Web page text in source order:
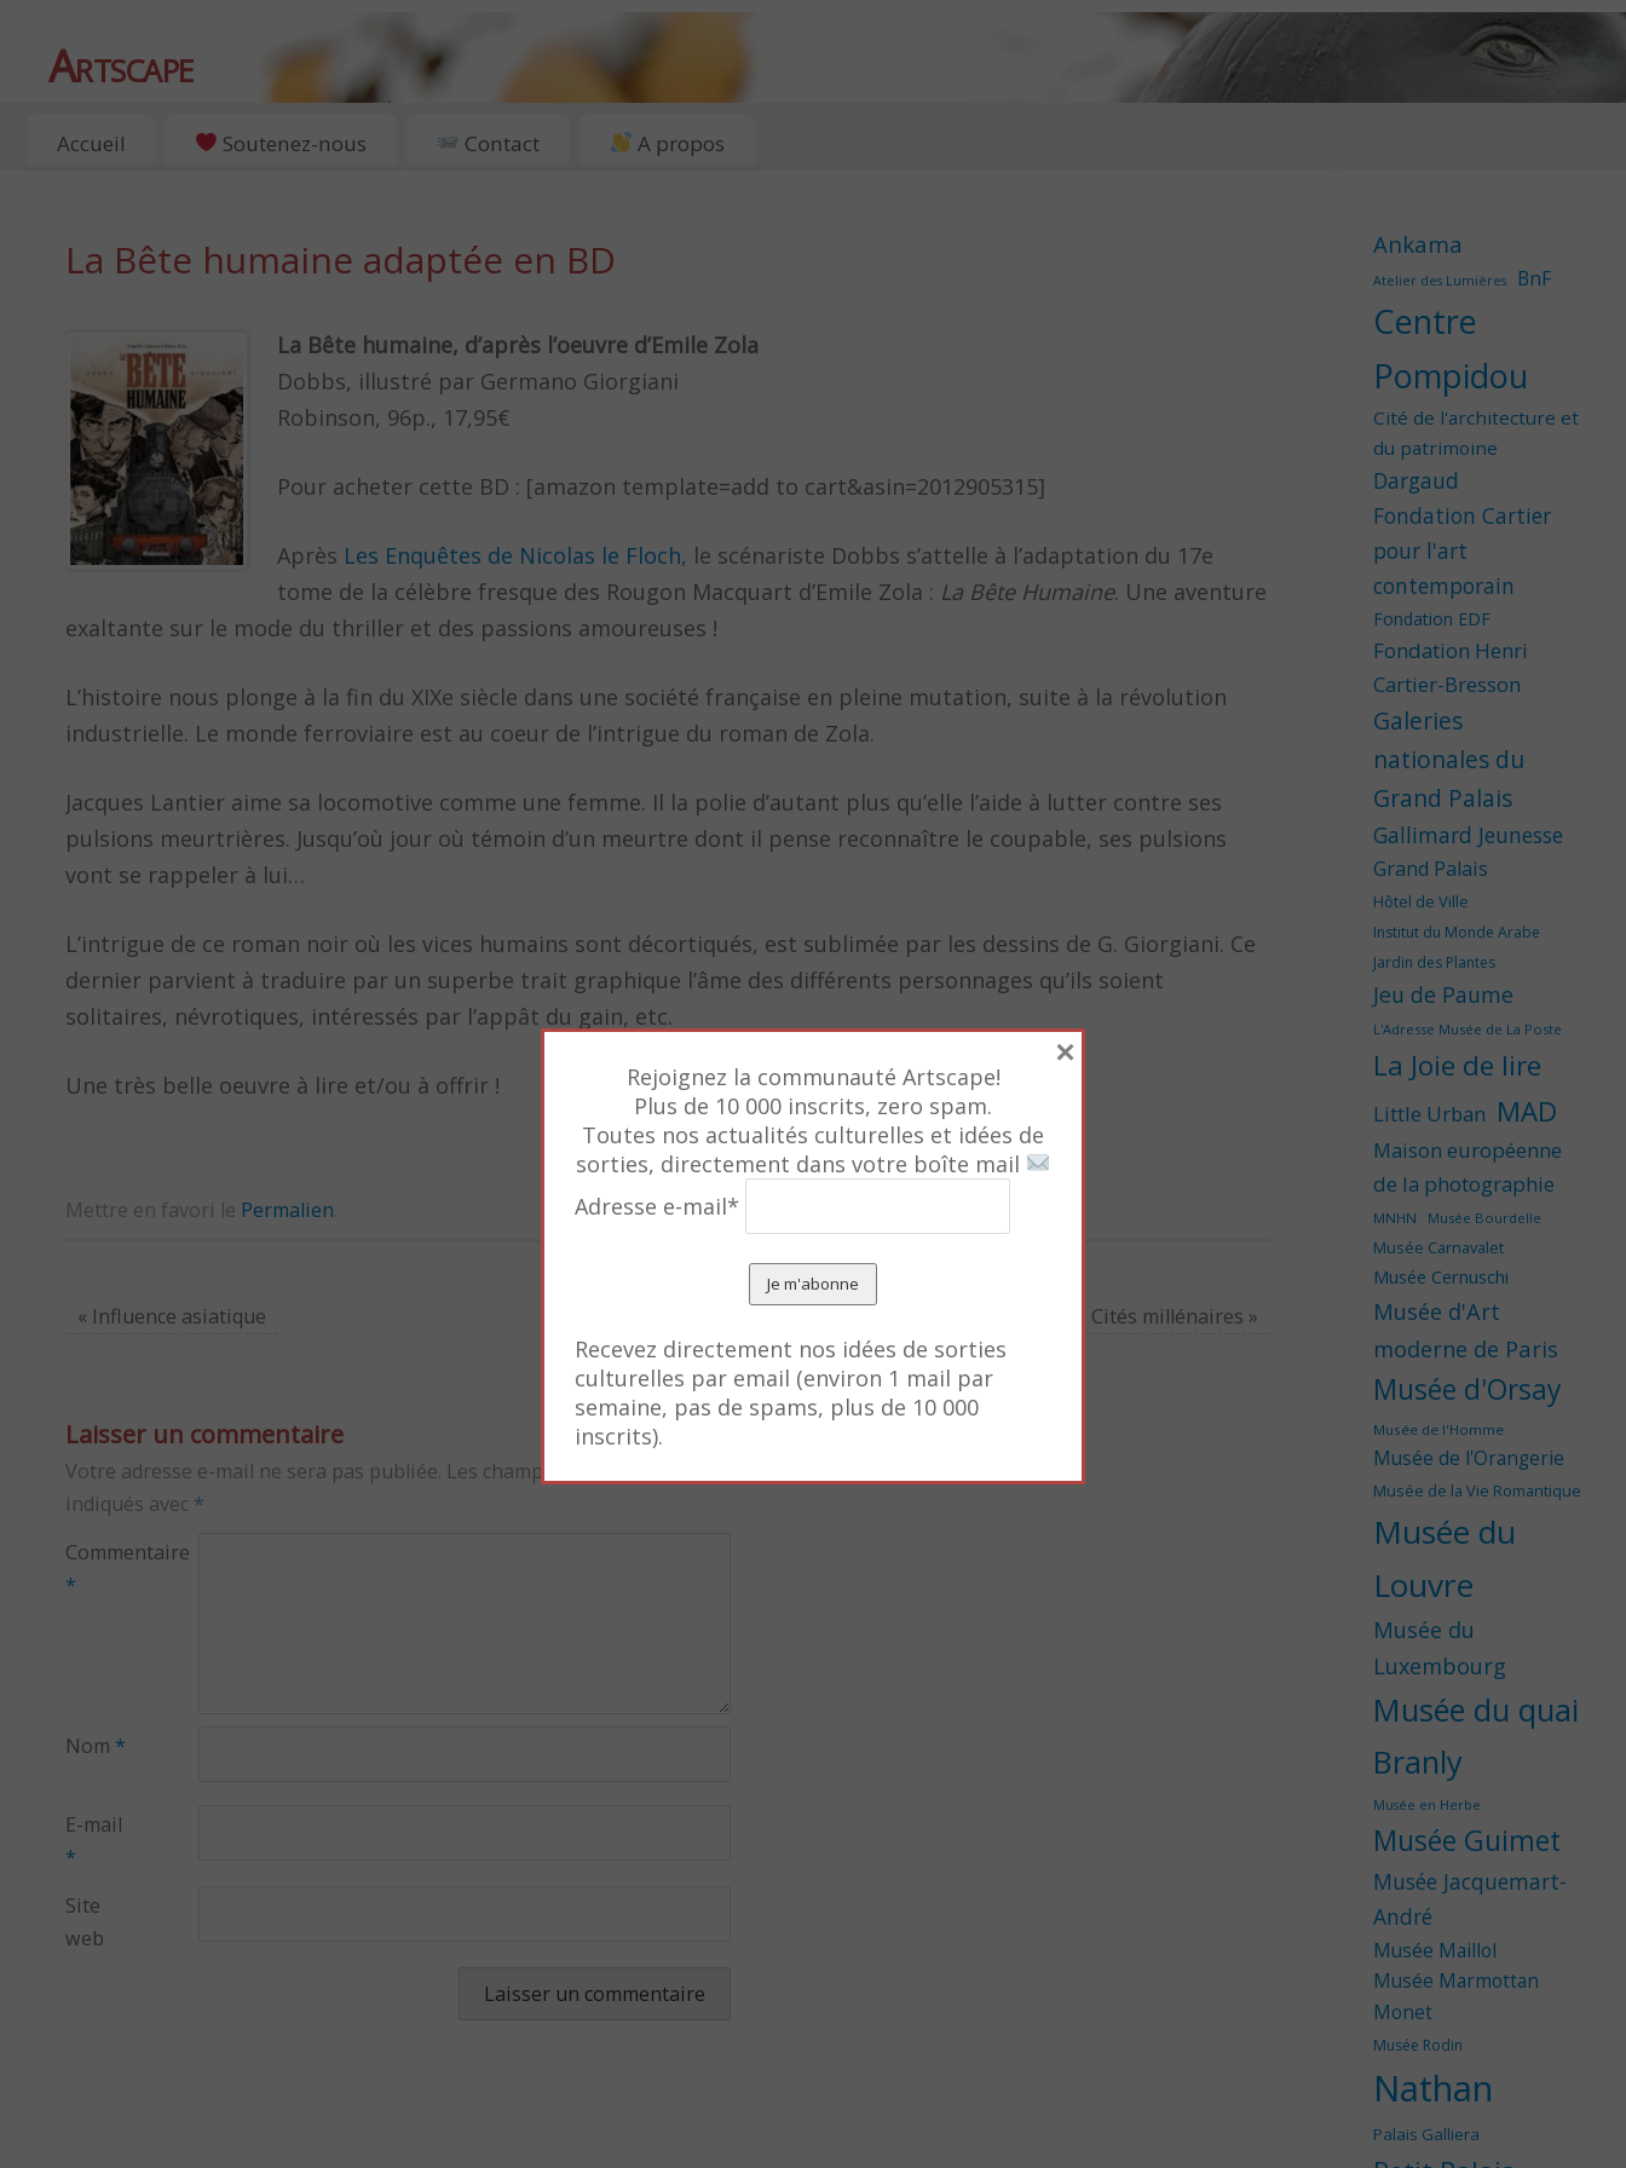
Artscape
EXPOSITIONS, ART ET CULTURE À PARIS
Accueil Soutenez-nous Contact A propos
La Bête humaine adaptée en BD
La Bête humaine, d’après l’oeuvre d’Emile Zola
Dobbs, illustré par Germano Giorgiani
Robinson, 96p., 17,95€
Pour acheter cette BD : [amazon template=add to cart&asin=2012905315]
Après Les Enquêtes de Nicolas le Floch, le scénariste Dobbs s’attelle à l’adaptation du 17e
tome de la célèbre fresque des Rougon Macquart d’Emile Zola : La Bête Humaine. Une aventure
exaltante sur le mode du thriller et des passions amoureuses !
L’histoire nous plonge à la fin du XIXe siècle dans une société française en pleine mutation, suite à la révolution
industrielle. Le monde ferroviaire est au coeur de l’intrigue du roman de Zola.
Jacques Lantier aime sa locomotive comme une femme. Il la polie d’autant plus qu’elle l’aide à lutter contre ses
pulsions meurtrières. Jusqu’où jour où témoin d’un meurtre dont il pense reconnaître le coupable, ses pulsions
vont se rappeler à lui…
L’intrigue de ce roman noir où les vices humains sont décortiqués, est sublimée par les dessins de G. Giorgiani. Ce
dernier parvient à traduire par un superbe trait graphique l’âme des différents personnages qu’ils soient
solitaires, névrotiques, intéressés par l’appât du gain, etc.
Une très belle oeuvre à lire et/ou à offrir !
Mettre en favori le Permalien.
« Influence asiatique Cités millénaires »
Laisser un commentaire
Votre adresse e-mail ne sera pas publiée. Les champs obligatoires sont
indiqués avec *
Commentaire
*
Nom *
E-mail
*
Site
web
Ankama
Atelier des Lumières BnF
Centre
Pompidou
Cité de l'architecture et
du patrimoine
Dargaud
Fondation Cartier
pour l'art
contemporain
Fondation EDF
Fondation Henri
Cartier-Bresson
Galeries
nationales du
Grand Palais
Gallimard Jeunesse
Grand Palais
Hôtel de Ville
Institut du Monde Arabe
Jardin des Plantes
Jeu de Paume
L'Adresse Musée de La Poste
La Joie de lire
Little Urban MAD
Maison européenne
de la photographie
MNHN Musée Bourdelle
Musée Carnavalet
Musée Cernuschi
Musée d'Art
moderne de Paris
Musée d'Orsay
Musée de l'Homme
Musée de l'Orangerie
Musée de la Vie Romantique
Musée du
Louvre
Musée du
Luxembourg
Musée du quai
Branly
Musée en Herbe
Musée Guimet
Musée Jacquemart-
André
Musée Maillol
Musée Marmottan
Monet
Musée Rodin
Nathan
Palais Galliera
Rejoignez la communauté Artscape!
Plus de 10 000 inscrits, zero spam.
Toutes nos actualités culturelles et idées de
sorties, directement dans votre boîte mail
Adresse e-mail*
Recevez directement nos idées de sorties
culturelles par email (environ 1 mail par
semaine, pas de spams, plus de 10 000
inscrits).
×